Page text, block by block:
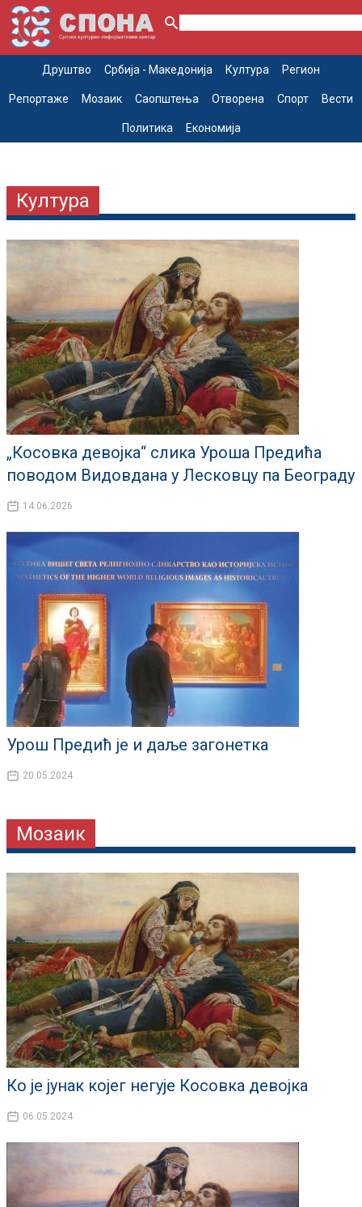
Друштво Србија - Македонија Култура Регион
Репортаже Мозаик Саопштења Отворена Спорт Вести
Политика Економија
Култура
„Косовка девојка“ слика Уроша Предића
поводом Видовдана у Лесковцу па Београду
14.06.2026
Урош Предић је и даље загонетка
20.05.2024
Мозаик
Ко је јунак којег негује Косовка девојка
06.05.2024